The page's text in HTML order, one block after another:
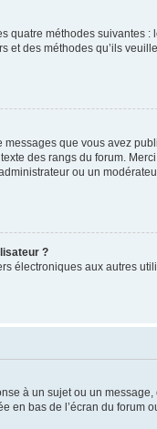
méthodes suivantes
des méthodes qu’ils
que vous avez
des rangs du forum.
ou un
?
électroniques aux autres
à un sujet ou un
bas de l’écran du